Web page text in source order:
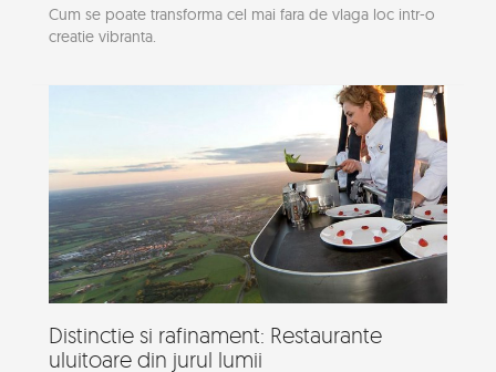
Cum se poate transforma cel mai fara de vlaga loc intr-o
creatie vibranta.
Distinctie si rafinament: Restaurante
uluitoare din jurul lumii